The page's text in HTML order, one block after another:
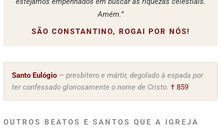
Amém.”
SÃO CONSTANTINO, ROGAI POR NÓS!
Santo Eulógio — presbítero e mártir, degolado à espada por
ter confessado gloriosamente o nome de Cristo. † 859
OUTROS BEATOS E SANTOS QUE A IGREJA